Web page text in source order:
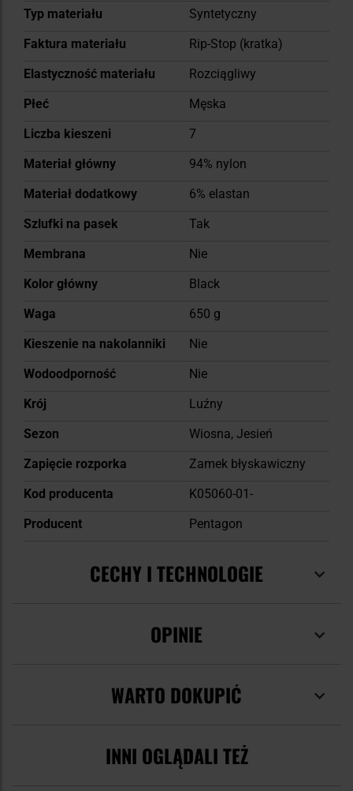
Typ materiału
Syntetyczny
Faktura materiału
Rip-Stop (kratka)
Elastyczność materiału
Rozciągliwy
Płeć
Męska
Liczba kieszeni
7
Materiał główny
94% nylon
Materiał dodatkowy
6% elastan
Szlufki na pasek
Tak
Membrana
Nie
Kolor główny
Black
Waga
650 g
Kieszenie na nakolanniki
Nie
Wodoodporność
Nie
Krój
Luźny
Sezon
Wiosna, Jesień
Zapięcie rozporka
Zamek błyskawiczny
Kod producenta
K05060-01-
Producent
Pentagon
CECHY I TECHNOLOGIE
OPINIE
WARTO DOKUPIĆ
INNI OGLĄDALI TEŻ